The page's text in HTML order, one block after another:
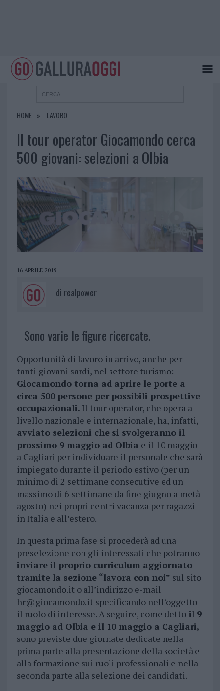
HOME LAVORO
Il tour operator Giocamondo cerca
500 giovani: selezioni a Olbia
16 APRILE 2019
di realpower
Sono varie le figure ricercate.
Opportunità di lavoro in arrivo, anche per
tanti giovani sardi, nel settore turismo:
Giocamondo torna ad aprire le porte a
circa 500 persone per possibili prospettive
occupazionali. Il tour operator, che opera a
livello nazionale e internazionale, ha, infatti,
avviato selezioni che si svolgeranno il
prossimo 9 maggio ad Olbia e il 10 maggio
a Cagliari per individuare il personale che sarà
impiegato durante il periodo estivo (per un
minimo di 2 settimane consecutive ed un
massimo di 6 settimane da fine giugno a metà
agosto) nei propri centri vacanza per ragazzi
in Italia e all’estero.
In questa prima fase si procederà ad una
preselezione con gli interessati che potranno
inviare il proprio curriculum aggiornato
tramite la sezione “lavora con noi” sul sito
giocamondo.it o all’indirizzo e-mail
hr@giocamondo.it specificando nell’oggetto
il ruolo di interesse. A seguire, come dettoil 9
maggio ad Olbia e il 10 maggio a Cagliari,
sono previste due giornate dedicate nella
prima parte alla presentazione della società e
alla formazione sui ruoli professionali e nella
seconda parte alla selezione dei candidati.